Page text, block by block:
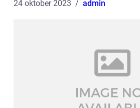
24 oktober 2023 admin